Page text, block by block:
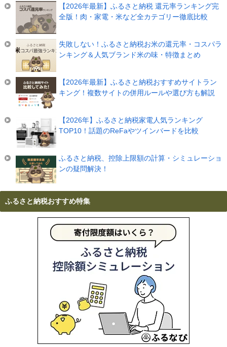
【2026年最新】ふるさと納税 還元率ランキング完
全版！肉・家電・米など全カテゴリー徹底比較
失敗しない！ふるさと納税お米の還元率・コスパラ
ンキング＆人気ブランド米の味・特徴まとめ
【2026年最新】ふるさと納税おすすめサイトラン
キング！複数サイトの併用ルールや選び方も解説
【2026年】ふるさと納税家電人気ランキング
TOP10！話題のReFaやツインバードを比較
ふるさと納税、控除上限額の計算・シミュレーショ
ンの疑問解決！
ふるさと納税おすすめ特集